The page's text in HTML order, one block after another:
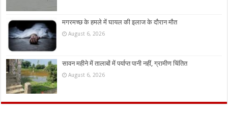
मगरमच्छ के हमले में घायल की इलाज के दौरान मौत
August 6, 2026
सावन महीने में तालाबों में पर्याप्त पानी नहीं, ग्रामीण चिंतित
August 6, 2026